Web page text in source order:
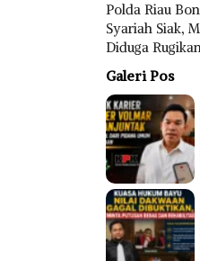
Polda Riau
Syariah Siak,
Diduga
Galeri Pos